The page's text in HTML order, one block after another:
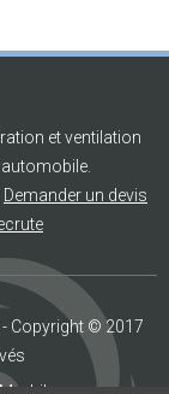
et ventilation
Demander un devis
Copyright © 2017